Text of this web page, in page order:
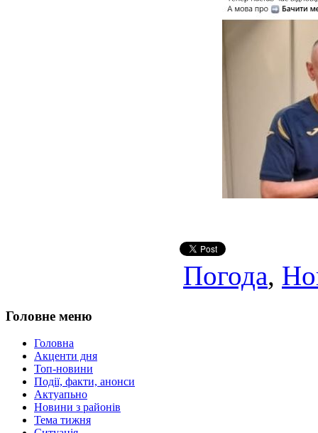
Погода,
Головне меню
Головна
Акценти дня
Топ-новини
Події, факти, анонси
Актуапьно
Новини з районів
Тема тижня